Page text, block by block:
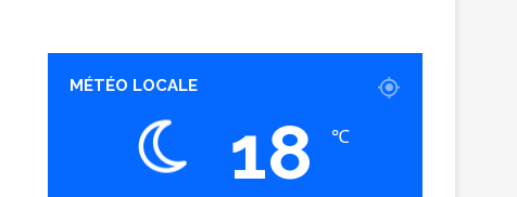
MÉTÉO LOCALE
18 ℃